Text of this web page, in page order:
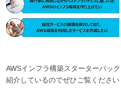
AWSインフラ構築スターターパッ
紹介しているのでぜひご覧ください